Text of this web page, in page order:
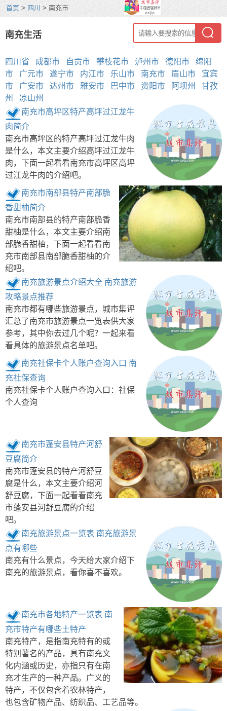
首页 > 四川 > 南充市
南充生活
四川省 成都市 自贡市 攀枝花市 泸州市 德阳市
绵阳
市
广元市 遂宁市 内江市 乐山市 南充市 眉山市
宜宾
市
广安市 达州市 雅安市 巴中市 资阳市 阿坝州
甘孜
州
凉山州
南充市高坪区特产高坪过江龙牛
肉简介
南充市高坪区的特产高坪过江龙牛肉
是什么，本文主要介绍高坪过江龙牛
肉，下面一起看看南充市高坪区高坪
过江龙牛肉的介绍吧。
南充市南部县特产南部脆
香甜柚简介
南充市南部县的特产南部脆香
甜柚是什么，本文主要介绍南
部脆香甜柚，下面一起看看南
充市南部县南部脆香甜柚的介
绍吧。
南充旅游景点介绍大全 南充旅游
攻略景点推荐
南充市都有哪些旅游景点，城市集评
汇总了南充市旅游景点一览表供大家
参考，其中你去过几个呢？一起来看
看具体的旅游景点名单吧。
南充社保卡个人账户查询入口 南
充社保查询
南充社保卡个人账户查询入口：社保
个人查询
南充市蓬安县特产河舒
豆腐简介
南充市蓬安县的特产河舒豆
腐是什么，本文主要介绍河
舒豆腐，下面一起看看南充
市蓬安县河舒豆腐的介绍
吧。
南充旅游景点一览表 南充旅游景
点有哪些
南充有什么景点，今天给大家介绍下
南充的旅游景点，看你喜不喜欢。
南充市各地特产一览表 南
充市特产有哪些土特产
南充特产，是指南充特有的或
特别著名的产品，具有南充文
化内涵或历史，亦指只有在南
充才生产的一种产品。广义的
特产，不仅包含着农林特产，
也包含矿物产品、纺织品、工艺品等。